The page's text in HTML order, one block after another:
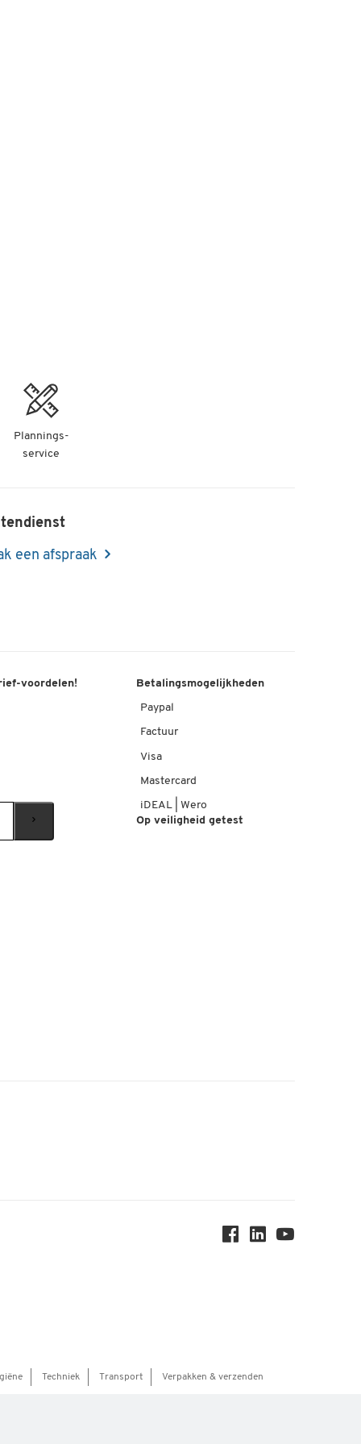
Plannings-
service
een afspraak
voordelen! Betalingsmogelijkheden
Paypal
Factuur
Visa
Mastercard
iDEAL | Wero
Op veiligheid getest
Techniek Transport Verpakken & verzenden